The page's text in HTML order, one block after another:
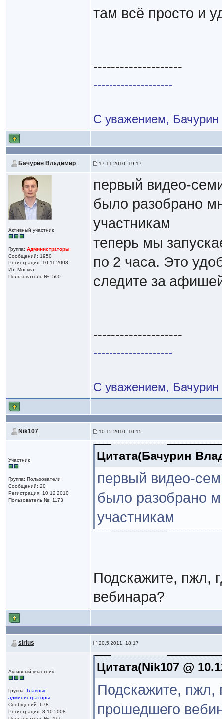
там всё просто и
--------------------
--------------------
С уважением,
Бачурин Владимир 17.11.2010, 19:17
Активный участник
Группа: Администраторы
Сообщений: 1950
Регистрация: 10.11.2008
Из: Москва
Пользователь №: 500
первый видео-
было разобрано
участникам
теперь мы
по 2 часа. Это
следите за
--------------------
--------------------
С уважением,
Nik107 10.12.2010, 10:15
Участник
Группа: Пользователи
Сообщений: 20
Регистрация: 10.12.2010
Пользователь №: 1173
Цитата(Бачурин
первый видео-
было разобрано
участникам
Подскажите, пжл,
вебинара?
sirius 20.5.2011, 18:17
Активный участник
Группа: Главные
администраторы
Сообщений: 678
Регистрация: 8.10.2008
Цитата(Nik107 @
Подскажите, пжл,
прошедшего